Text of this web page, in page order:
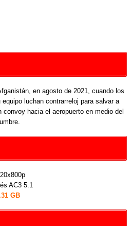
en agosto de 2021, cuando los
luchan contrarreloj para salvar a
hacia el aeropuerto en medio del
AC3 5.1
GB